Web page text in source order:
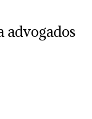
advogados